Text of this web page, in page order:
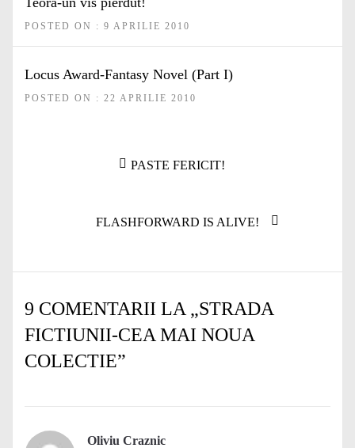
POSTED ON : 9 APRILIE 2010
Locus Award-Fantasy Novel (Part I)
POSTED ON : 22 APRILIE 2010
Articolul
PASTE FERICIT!
Articolul
FLASHFORWARD IS ALIVE!
9 COMENTARII LA „STRADA
FICTIUNII-CEA MAI NOUA
COLECTIE”
Oliviu Craznic